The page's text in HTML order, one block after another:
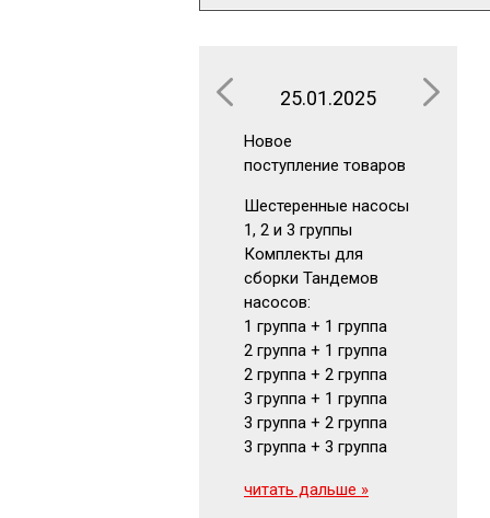
25.01.2025
Новое
поступление товаров
Шестеренные насосы
1, 2 и 3 группы
Комплекты для
сборки Тандемов
насосов:
1 группа + 1 группа
2 группа + 1 группа
2 группа + 2 группа
3 группа + 1 группа
3 группа + 2 группа
3 группа + 3 группа
читать дальше »